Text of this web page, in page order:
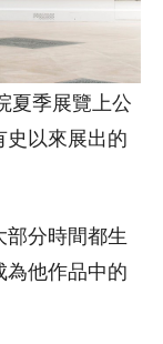
夏季展覽上公
以來展出的
分時間都生
為他作品中的